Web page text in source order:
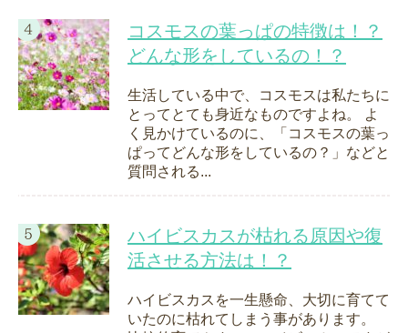
コスモスの葉っぱの特徴は！？
どんな形をしているの！？
生活している中で、コスモスは私たちに
とってとても身近なものですよね。 よ
く見かけているのに、「コスモスの葉っ
ぱってどんな形をしているの？」などと
質問される...
ハイビスカスが枯れる原因や復
活させる方法は！？
ハイビスカスを一生懸命、大切に育てて
いたのに枯れてしまう事があります。